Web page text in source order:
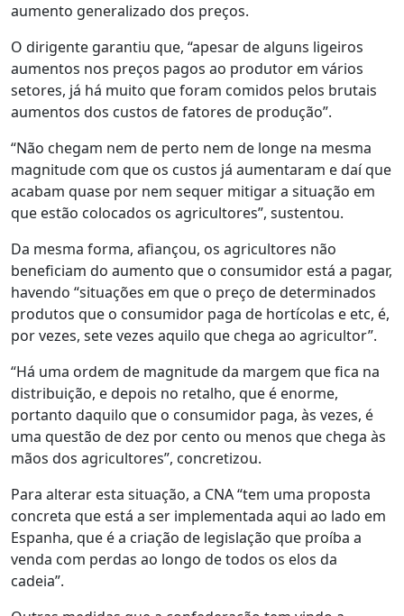
aumento generalizado dos preços.
O dirigente garantiu que, “apesar de alguns ligeiros
aumentos nos preços pagos ao produtor em vários
setores, já há muito que foram comidos pelos brutais
aumentos dos custos de fatores de produção”.
“Não chegam nem de perto nem de longe na mesma
magnitude com que os custos já aumentaram e daí que
acabam quase por nem sequer mitigar a situação em
que estão colocados os agricultores”, sustentou.
Da mesma forma, afiançou, os agricultores não
beneficiam do aumento que o consumidor está a pagar,
havendo “situações em que o preço de determinados
produtos que o consumidor paga de hortícolas e etc, é,
por vezes, sete vezes aquilo que chega ao agricultor”.
“Há uma ordem de magnitude da margem que fica na
distribuição, e depois no retalho, que é enorme,
portanto daquilo que o consumidor paga, às vezes, é
uma questão de dez por cento ou menos que chega às
mãos dos agricultores”, concretizou.
Para alterar esta situação, a CNA “tem uma proposta
concreta que está a ser implementada aqui ao lado em
Espanha, que é a criação de legislação que proíba a
venda com perdas ao longo de todos os elos da
cadeia”.